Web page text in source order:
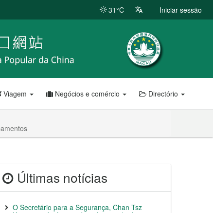
31°C Iniciar sessão
Viagem Negócios e comércio Directório
Últimas notícias
O Secretário para a Segurança, Chan Tsz